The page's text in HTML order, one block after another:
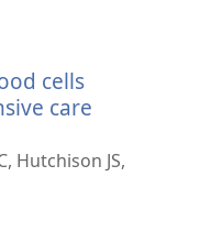
cells
care
Hutchison JS,